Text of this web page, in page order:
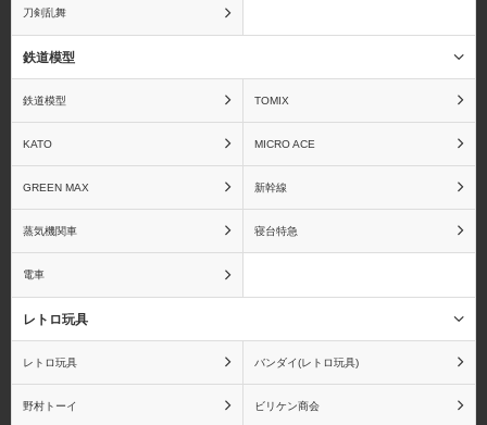
刀剣乱舞
鉄道模型
鉄道模型 TOMIX
KATO MICRO ACE
GREEN MAX 新幹線
蒸気機関車 寝台特急
電車
レトロ玩具
レトロ玩具 バンダイ(レトロ玩具)
野村トーイ ビリケン商会